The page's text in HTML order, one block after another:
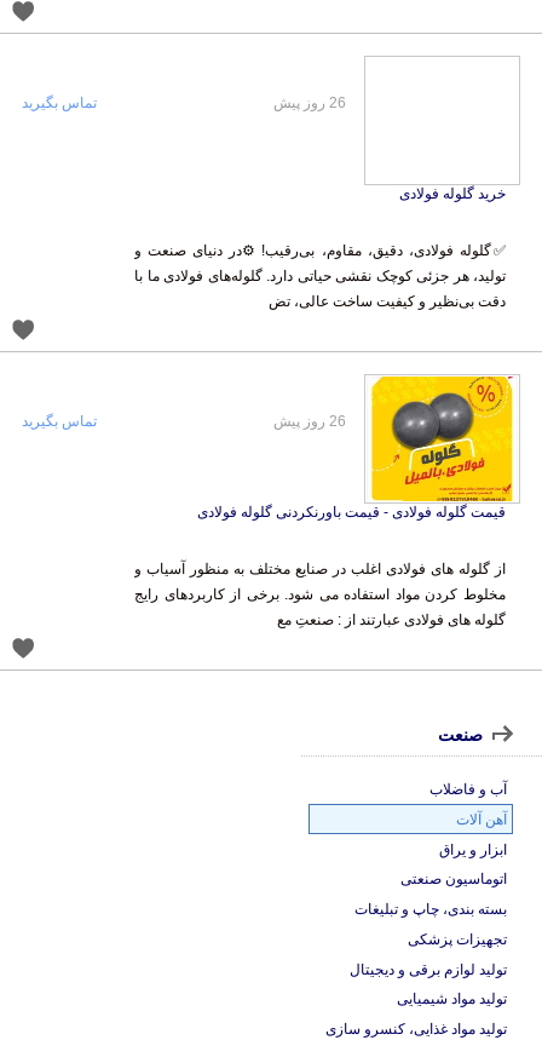
خرید گلوله فولادی
✅️گلوله فولادی، دقیق، مقاوم، بی‌رقیب! ⚙️در دنیای صنعت و
تولید، هر جزئی کوچک نقشی حیاتی دارد. گلوله‌های فولادی ما با
دقت بی‌نظیر و کیفیت ساخت عالی، تض
26 روز پیش تماس بگیرید
قیمت گلوله فولادی - قیمت باورنکردنی گلوله فولادی
از گلوله های فولادی اغلب در صنایع مختلف به منظور آسیاب و
مخلوط کردن مواد استفاده می شود. برخی از کاربردهای رایج
گلوله های فولادی عبارتند از : صنعتِ مع
26 روز پیش تماس بگیرید
صنعت
آب و فاضلاب
آهن آلات
ابزار و یراق
اتوماسیون صنعتی
بسته بندی، چاپ و تبلیغات
تجهیزات پزشکی
تولید لوازم برقی و دیجیتال
تولید مواد شیمیایی
تولید مواد غذایی، کنسرو سازی